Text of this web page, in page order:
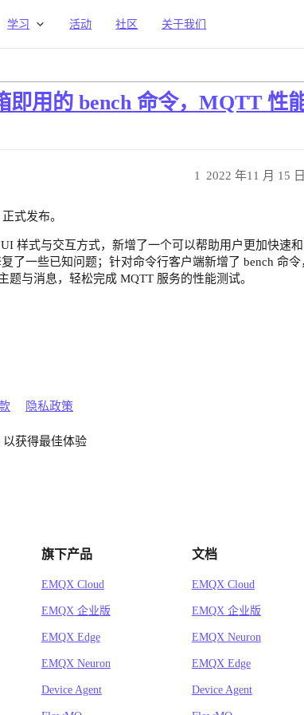
学习 活动 社区 关于我们
即用的 bench 命令，MQTT 性
2022 年11 月 15
1
式发布。
样式与交互方式，新增了一个可以帮助用户更加快速
了一些已知问题；针对命令行客户端新增了 bench 命令
与消息，轻松完成 MQTT 服务的性能测试。
隐私政策
以获得最佳体验
旗下产品
EMQX Cloud
EMQX 企业版
EMQX Edge
EMQX Neuron
Device Agent
文档
EMQX Cloud
EMQX 企业版
EMQX Neuron
EMQX Edge
Device Agent